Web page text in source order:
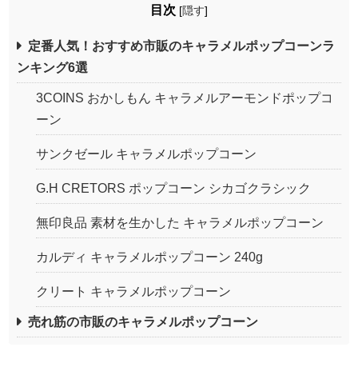
目次 [隠す]
定番人気！おすすめ市販のキャラメルポップコーンラ
ンキング6選
3COINS おかしもん キャラメルアーモンドポップコ
ーン
サンクゼール キャラメルポップコーン
G.H CRETORS ポップコーン シカゴクラシック
無印良品 素材を生かした キャラメルポップコーン
カルディ キャラメルポップコーン 240g
クリート キャラメルポップコーン
売れ筋の市販のキャラメルポップコーン